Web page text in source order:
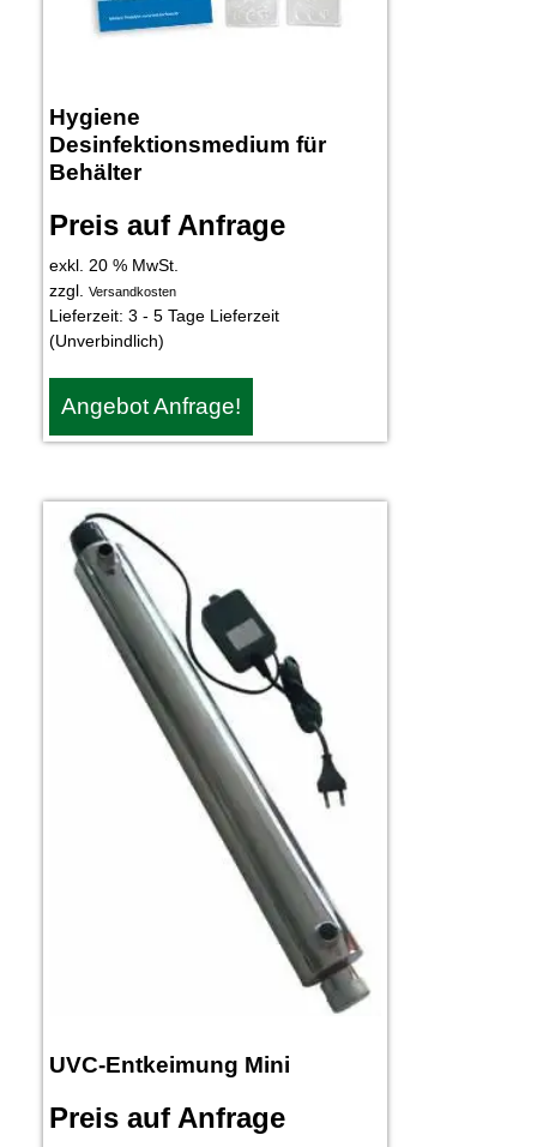
Hygiene
Desinfektionsmedium für
Behälter
Preis auf Anfrage
exkl. 20 % MwSt.
zzgl.
Versandkosten
Lieferzeit: 3 - 5 Tage Lieferzeit
(Unverbindlich)
Angebot Anfrage!
UVC-Entkeimung Mini
Preis auf Anfrage